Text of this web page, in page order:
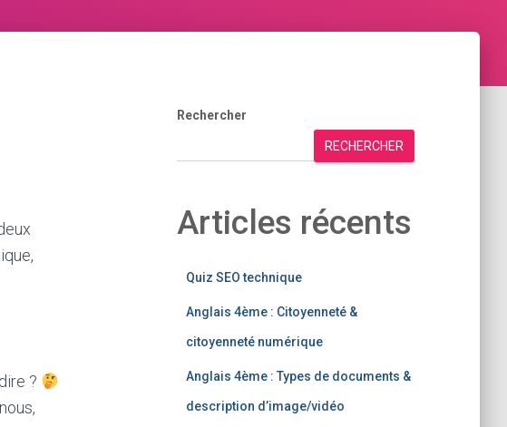
?
Rechercher
RECHERCHER
Articles récents
Quiz SEO technique
Anglais 4ème : Citoyenneté &
citoyenneté numérique
Anglais 4ème : Types de documents &
description d’image/vidéo